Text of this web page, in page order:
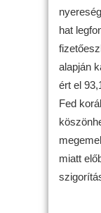
hat
alapján
ért el
Fed
miatt